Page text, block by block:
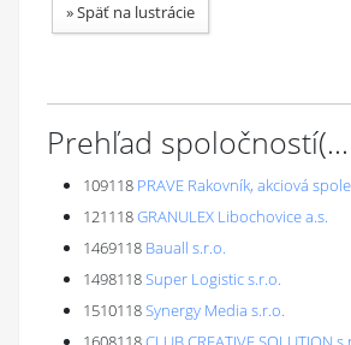
»Späť na lustrácie
Prehľad spoločností(...
109118 PRAVE Rakovník, akciová
121118GRANULEX Libochovice a.s.
1469118 Bauall s.r.o.
1498118Super Logistic s.r.o.
1510118Synergy Media s.r.o.